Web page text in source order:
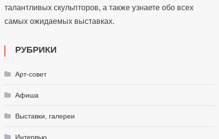
талантливых скульпторов, а также узнаете обо всех
самых ожидаемых выставках.
РУБРИКИ
Арт-совет
Афиша
Выставки, галереи
Интервью